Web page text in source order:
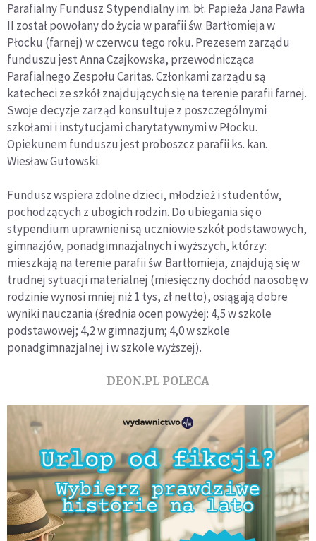
Parafialny Fundusz Stypendialny im. bł. Papieża Jana Pawła
II został powołany do życia w parafii św. Bartłomieja w
Płocku (farnej) w czerwcu tego roku. Prezesem zarządu
funduszu jest Anna Czajkowska, przewodnicząca
Parafialnego Zespołu Caritas. Członkami zarządu są
katecheci ze szkół znajdujących się na terenie parafii farnej.
Swoje decyzje zarząd konsultuje z poszczególnymi
szkołami i instytucjami charytatywnymi w Płocku.
Opiekunem funduszu jest proboszcz parafii ks. kan.
Wiesław Gutowski.
Fundusz wspiera zdolne dzieci, młodzież i studentów,
pochodzących z ubogich rodzin. Do ubiegania się o
stypendium uprawnieni są uczniowie szkół podstawowych,
gimnazjów, ponadgimnazjalnych i wyższych, którzy:
mieszkają na terenie parafii św. Bartłomieja, znajdują się w
trudnej sytuacji materialnej (miesięczny dochód na osobę w
rodzinie wynosi mniej niż 1 tys, zł netto), osiągają dobre
wyniki nauczania (średnia ocen powyżej: 4,5 w szkole
podstawowej; 4,2 w gimnazjum; 4,0 w szkole
ponadgimnazjalnej i w szkole wyższej).
DEON.PL POLECA